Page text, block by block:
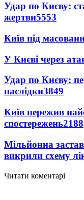
Удар по Києву:
жертви5553
Київ під
У Києві через
Удар по Києву:
наслідки3849
Київ пережив
спостережень2188
Мільйонна
викрили схему
Читати коментарі